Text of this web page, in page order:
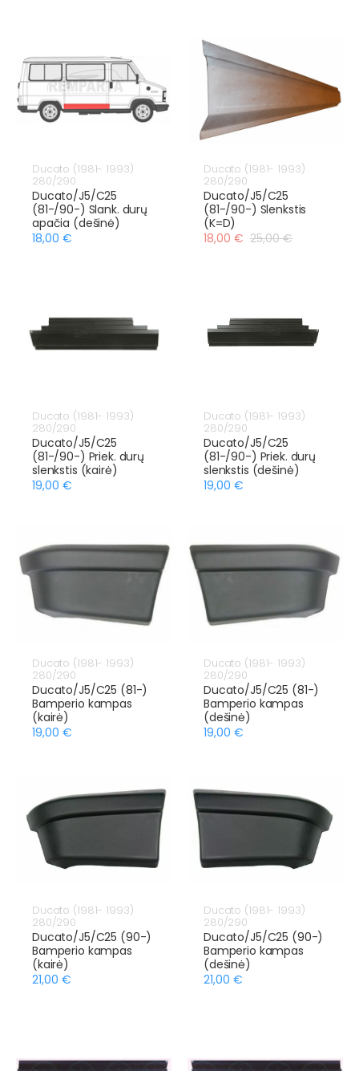
Ducato (1981- 1993)
280/290
Ducato/J5/C25
(81-/90-) Slank. durų
apačia (dešinė)
18,00 €
Ducato (1981- 1993)
280/290
Ducato/J5/C25
(81-/90-) Slenkstis
(K=D)
18,00 € 25,00 €
Ducato (1981- 1993)
280/290
Ducato/J5/C25
(81-/90-) Priek. durų
slenkstis (kairė)
19,00 €
Ducato (1981- 1993)
280/290
Ducato/J5/C25
(81-/90-) Priek. durų
slenkstis (dešinė)
19,00 €
Ducato (1981- 1993)
280/290
Ducato/J5/C25 (81-)
Bamperio kampas
(kairė)
19,00 €
Ducato (1981- 1993)
280/290
Ducato/J5/C25 (81-)
Bamperio kampas
(dešinė)
19,00 €
Ducato (1981- 1993)
280/290
Ducato/J5/C25 (90-)
Bamperio kampas
(kairė)
21,00 €
Ducato (1981- 1993)
280/290
Ducato/J5/C25 (90-)
Bamperio kampas
(dešinė)
21,00 €